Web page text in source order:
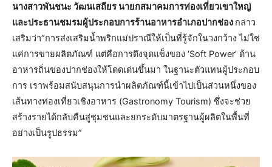
นางสาวพันชนะ วัฒนเสถียร นายกสมาคมการท่องเที่ยวเขาใหญ่
และประธานชมรมผู้ประกอบการร้านอาหารอำเภอปากช่อง กล่าว
เสริมว่า“การส่งเสริมน้ำพริกแม่ปราณีให้เป็นที่รู้จักในวงกว้าง ไม่ใช่
แค่การขายผลิตภัณฑ์ แต่คือการดึงจุดแข็งของ ‘Soft Power’ ด้าน
อาหารถิ่นของปากช่องให้โดดเด่นขึ้นมา ในฐานะตัวแทนผู้ประกอบ
การ เราพร้อมสนับสนุนการนำผลิตภัณฑ์นี้เข้าไปเป็นส่วนหนึ่งของ
เส้นทางท่องเที่ยวเชิงอาหาร (Gastronomy Tourism) ซึ่งจะช่วย
สร้างรายได้กลับคืนสู่ชุมชนและยกระดับมาตรฐานผู้ผลิตในพื้นที่
อย่างเป็นรูปธรรม”